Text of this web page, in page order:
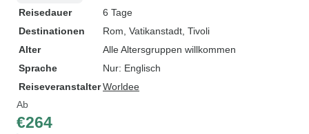
Reisedauer
6 Tage
Destinationen
Rom , Vatikanstadt , Tivoli
Alter
Alle Altersgruppen willkommen
Sprache
Nur: Englisch
ReiseveranstalterWorldee
Ab
€264